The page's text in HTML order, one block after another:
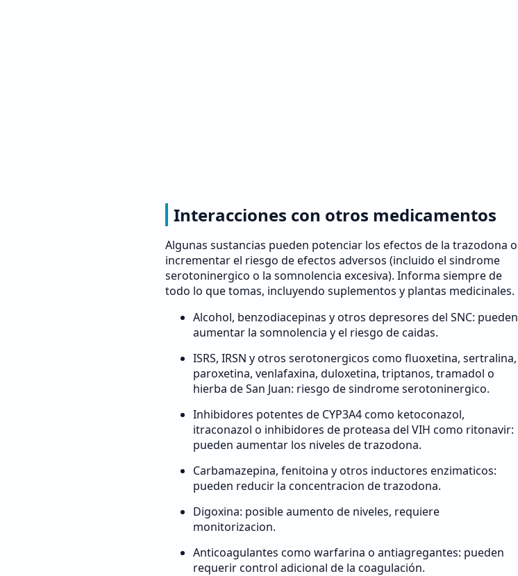
Interacciones con otros medicamentos
Algunas sustancias pueden potenciar los efectos de la trazodona o
incrementar el riesgo de efectos adversos (incluido el sindrome
serotoninergico o la somnolencia excesiva). Informa siempre de
todo lo que tomas, incluyendo suplementos y plantas medicinales.
Alcohol, benzodiacepinas y otros depresores del SNC: pueden
aumentar la somnolencia y el riesgo de caidas.
ISRS, IRSN y otros serotonergicos como fluoxetina, sertralina,
paroxetina, venlafaxina, duloxetina, triptanos, tramadol o
hierba de San Juan: riesgo de sindrome serotoninergico.
Inhibidores potentes de CYP3A4 como ketoconazol,
itraconazol o inhibidores de proteasa del VIH como ritonavir:
pueden aumentar los niveles de trazodona.
Carbamazepina, fenitoina y otros inductores enzimaticos:
pueden reducir la concentracion de trazodona.
Digoxina: posible aumento de niveles, requiere
monitorizacion.
Anticoagulantes como warfarina o antiagregantes: pueden
requerir control adicional de la coagulación.